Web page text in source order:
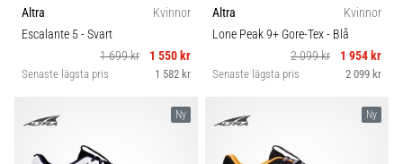
Altra
Kvinnor
Escalante 5- Svart
1 699 kr
1 550 kr
Senaste lägsta pris 1 582 kr
Altra
Kvinnor
Lone Peak 9+ Gore-Tex- Blå
2 099 kr
1 954 kr
Senaste lägsta pris 2 099 kr
Ny Ny